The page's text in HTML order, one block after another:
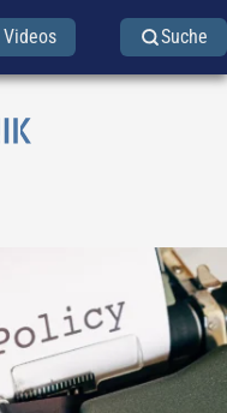
Videos Suche